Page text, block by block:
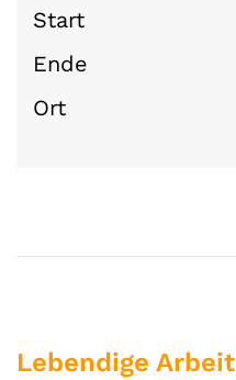
Start
Ende
Ort
Lebendige Arbeit